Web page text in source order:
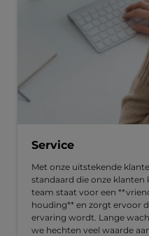
Service
Met onze uitstekende
standaard die onze klanten
team staat voor een
houding** en zorgt ervoor
ervaring wordt. Lange
we hechten veel waarde